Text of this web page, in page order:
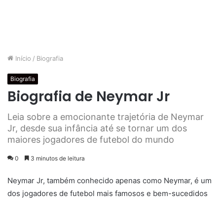
Início / Biografia
Biografia
Biografia de Neymar Jr
Leia sobre a emocionante trajetória de Neymar
Jr, desde sua infância até se tornar um dos
maiores jogadores de futebol do mundo
0 3 minutos de leitura
Neymar Jr, também conhecido apenas como Neymar, é um
dos jogadores de futebol mais famosos e bem-sucedidos